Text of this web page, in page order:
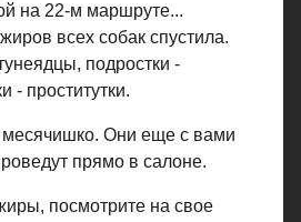
на 22-м маршруте...
всех собак спустила.
подростки -
- проститутки.
Они еще с вами
прямо в салоне.
посмотрите на свое